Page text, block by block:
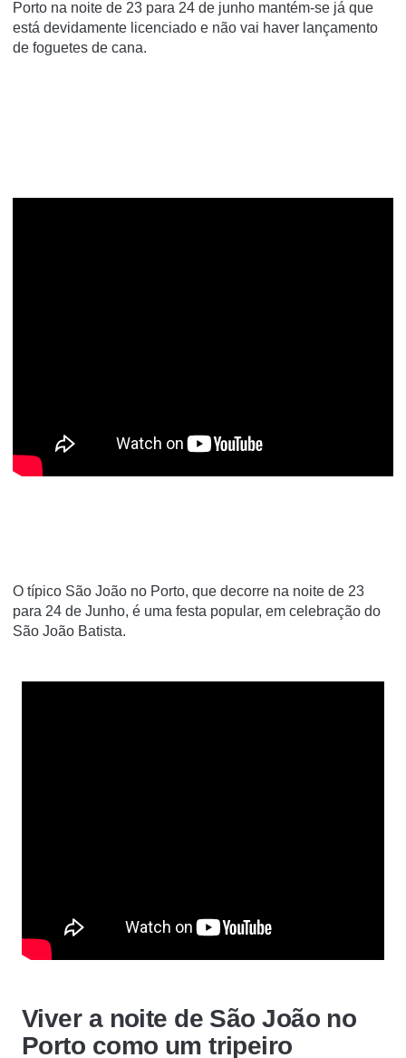
Porto na noite de 23 para 24 de junho mantém-se já que
está devidamente licenciado e não vai haver lançamento
de foguetes de cana.
O típico São João no Porto, que decorre na noite de 23
para 24 de Junho, é uma festa popular, em celebração do
São João Batista.
Viver a noite de São João no
Porto como um tripeiro